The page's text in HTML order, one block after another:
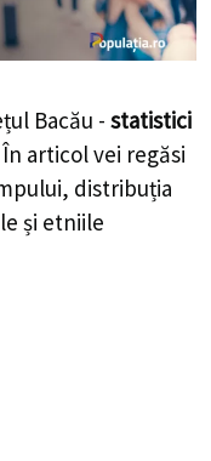
Bacău - statistici
În articol vei regăsi
distribuția
și etniile